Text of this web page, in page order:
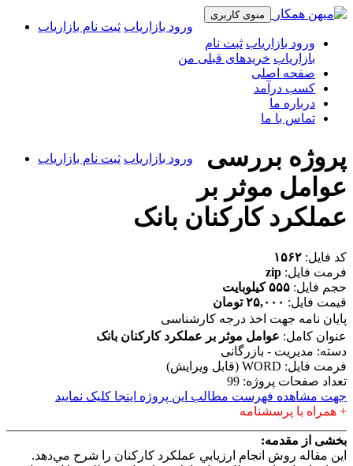
منوی کاربری
ورود بازاریاب ثبت نام بازاریاب
ورود بازاریاب ثبت نام
بازاریاب خریدهای قبلی من
صفحه اصلی
کسب درآمد
درباره ما
تماس با ما
ورود بازاریاب ثبت نام بازاریاب
پروژه بررسی
عوامل موثر بر
عملکرد کارکنان بانک
کد فایل: ۱۵۶۲
فرمت فایل: zip
حجم فایل: ۵۵۵ کیلوبایت
قیمت فایل: ۲۵,۰۰۰ تومان
پایان نامه جهت اخذ درجه کارشناسی
عنوان کامل: عوامل موثر بر عملکرد کارکنان بانک
دسته: مدیریت - بازرگانی
فرمت فایل: WORD (قابل ویرایش)
تعداد صفحات پروژه: 99
جهت مشاهده فهرست مطالب این پروژه اینجا کلیک نمایید
+ همراه با پرسشنامه
بخشی از مقدمه:
اين مقاله روش انجام ارزيابي عملكرد كاركنان را شرح مي‌دهد.